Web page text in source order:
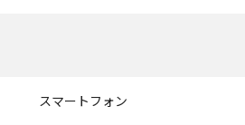
スマートフォン